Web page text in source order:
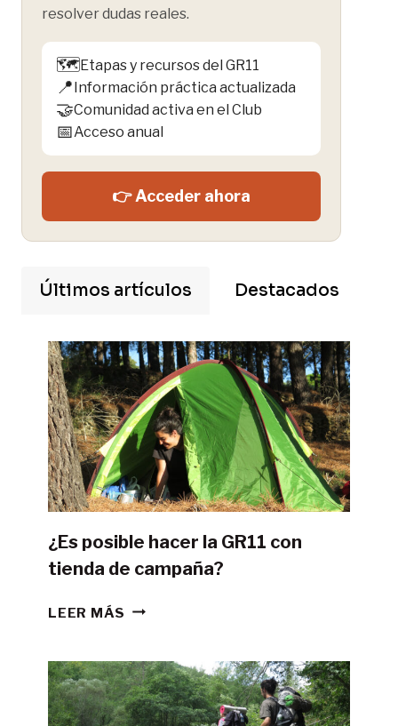
resolver dudas reales.
🗺️Etapas y recursos del GR11
📍Información práctica actualizada
🤝Comunidad activa en el Club
📅Acceso anual
👉 Acceder ahora
Últimos artículos Destacados
¿Es posible hacer la GR11 con
tienda de campaña?
LEER MÁS ¿ES
LA
GR11
CON